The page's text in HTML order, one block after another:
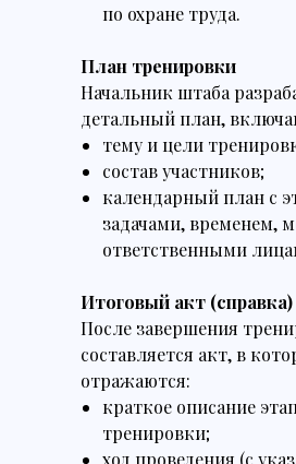
по охране труда.
План тренировки
Начальник штаба
детальный план,
тему и цели
состав участников;
календарный план с
задачами, временем,
ответственными
Итоговый акт (справка)
После завершения
составляется акт, в
отражаются:
краткое описание
тренировки;
ход проведения (с